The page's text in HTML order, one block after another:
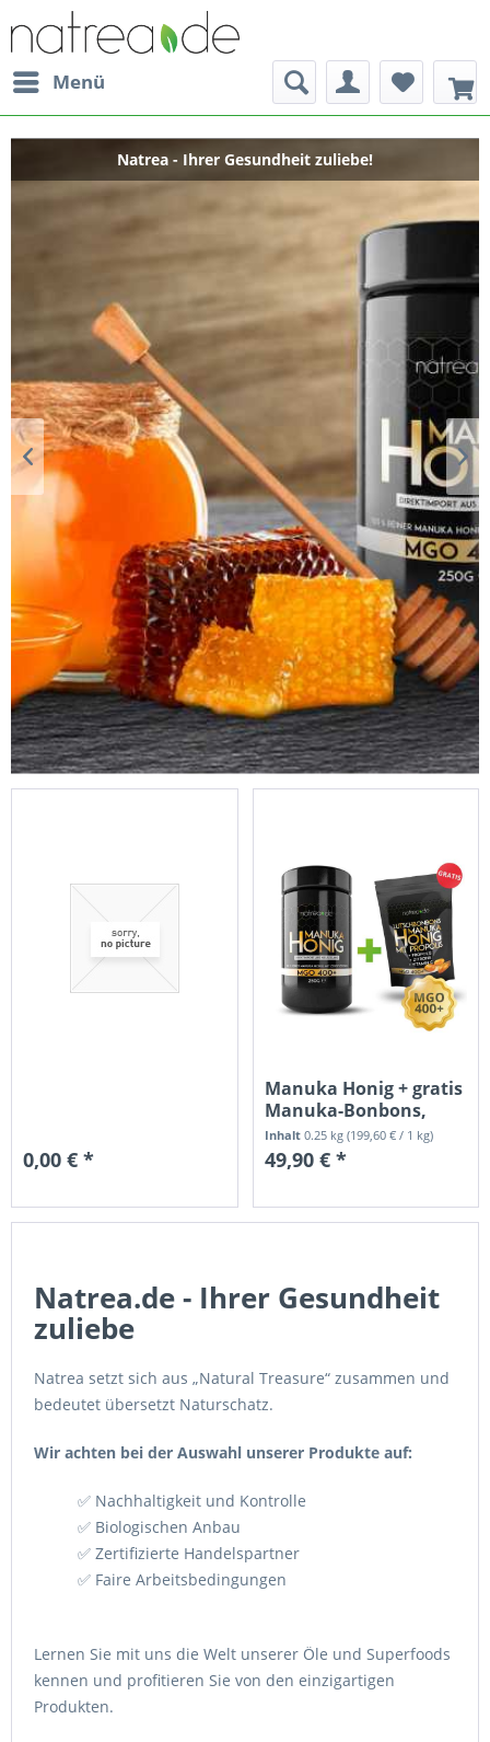
Menü
Natrea.de - Ihrer Gesundheit
zuliebe
Natrea setzt sich aus „Natural Treasure“ zusammen und
bedeutet übersetzt Naturschatz.
Wir achten bei der Auswahl unserer Produkte auf:
✅ Nachhaltigkeit und Kontrolle
✅ Biologischen Anbau
✅ Zertifizierte Handelspartner
✅ Faire Arbeitsbedingungen
Lernen Sie mit uns die Welt unserer Öle und Superfoods
kennen und profitieren Sie von den einzigartigen
Produkten.
Natrea - Ihrer Gesundheit zuliebe!
Manuka Honig + gratis
Manuka-Bonbons,
MGO 400+,...
Inhalt 0.25 kg (199,60 €/ 1 kg)
49,90 € *
0,00 € *